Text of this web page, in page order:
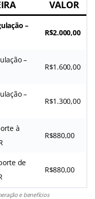
VALOR
–
R$2.000,00
–
R$1.600,00
–
R$1.300,00
à
R$880,00
de
R$880,00
e benefícios